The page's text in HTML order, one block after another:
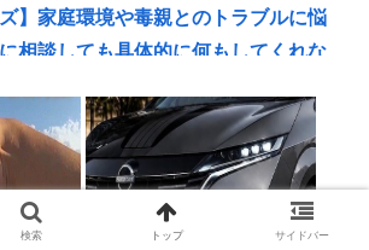
ズ】家庭環境や毒親とのトラブルに悩
相談しても具体的に何もしてくれな
マクドはクソ！モスバーガー最高
潮はもう無くなった？
ーガーキングの弱点「冷めてる」
のギャルゲー雑誌www
検索 トップ サイドバー